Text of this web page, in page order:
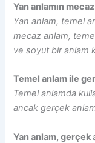
Yan anlamın
Yan anlam, temel
mecaz anlam,
ve soyut bir anlam
Temel anlam ile
Temel anlamda
ancak gerçek
Yan anlam, gerçek